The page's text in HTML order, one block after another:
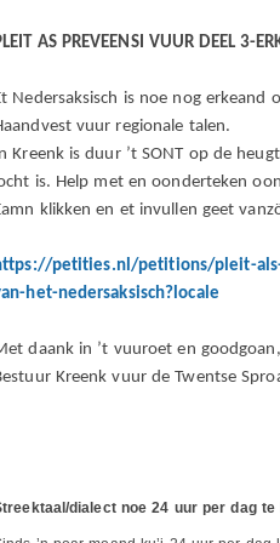
AS PREVEENSI VUUR DEEL 3-
Nedersaksisch is noe nog erkeand
vuur regionale talen.
Kreenk is duur ’t SONT op de
is. Help met en oonderteken
klikken en et invullen geet
petities.nl/petitions/pleit-
het-nedersaksisch?locale
daank in ’t vuuroet en goodgoan,
Kreenk vuur de Twentse
dialect noe 24 uur per dag te